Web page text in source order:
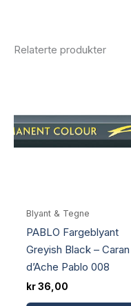
Relaterte produkter
Blyant & Tegne
PABLO Fargeblyant
Greyish Black – Caran
d’Ache Pablo 008
kr36,00